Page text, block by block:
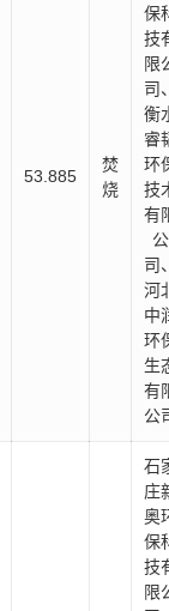
53.885
焚
烧
保
技
限
司
衡
睿
环
技
有
公
司
河
中
环
生
有
公
石
庄
奥
保
技
限